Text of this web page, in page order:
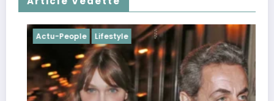
Actu-People Lifestyle